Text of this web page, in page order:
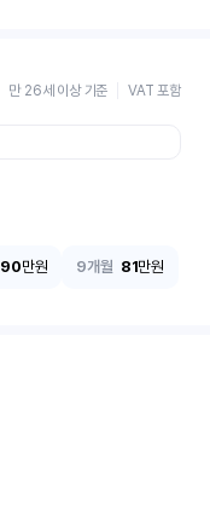
만 26세 이상 기준 VAT 포함
90만원 9개월 81만원